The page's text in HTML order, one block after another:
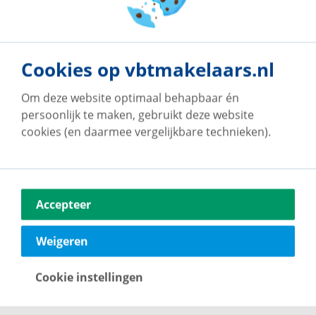
denbosch@vbtmakelaars.nl
Neem contact op
Cookies op vbtmakelaars.nl
Om deze website optimaal behapbaar én
persoonlijk te maken, gebruikt deze website
cookies (en daarmee vergelijkbare technieken).
Accepteer
Weigeren
Cookie instellingen